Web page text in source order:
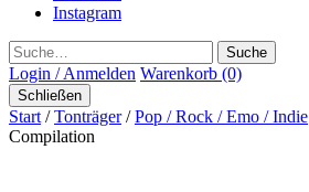
Instagram
Suche
Login / Anmelden Warenkorb (0)
Schließen
Start /Tonträger/Pop / Rock / Emo / Indie
Compilation